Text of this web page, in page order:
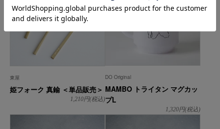
東屋
姫フォーク 真鍮 ＜単品販売＞
1,210円(税込)
DO Original
MAMBO トライタン マグカッ
プL
1,320円(税込)